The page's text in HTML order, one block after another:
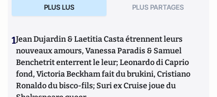
PLUS LUS PLUS PARTAGES
1Jean Dujardin & Laetitia Casta étrennent leurs
nouveaux amours, Vanessa Paradis & Samuel
Benchetrit enterrent le leur; Leonardo di Caprio
fond, Victoria Beckham fait du brukini, Cristiano
Ronaldo du bisco-fils; Suri ex Cruise joue du